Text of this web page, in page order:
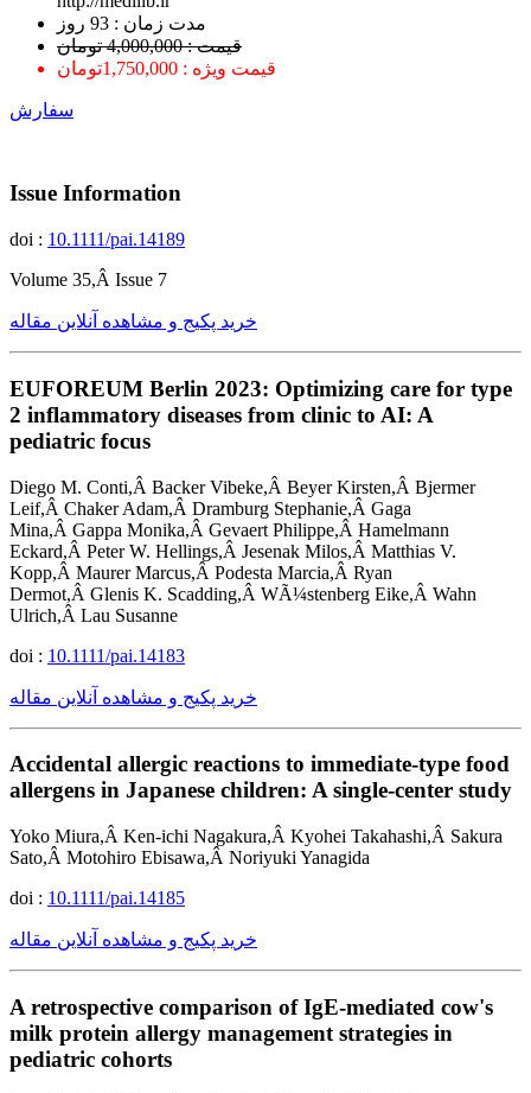
ﻣﺪﺕ ﺯﻣﺎﻥ : 93 ﺭﻭﺯ
قیمت : 4,000,000 تومان
قیمت ویژه : 1,750,000تومان
سفارش
Issue Information
doi : 10.1111/pai.14189
Volume 35,Â Issue 7
خرید پکیج و مشاهده آنلاین مقاله
EUFOREUM Berlin 2023: Optimizing care for type
2 inflammatory diseases from clinic to AI: A
pediatric focus
Diego M. Conti,Â Backer Vibeke,Â Beyer Kirsten,Â Bjermer
Leif,Â Chaker Adam,Â Dramburg Stephanie,Â Gaga
Mina,Â Gappa Monika,Â Gevaert Philippe,Â Hamelmann
Eckard,Â Peter W. Hellings,Â Jesenak Milos,Â Matthias V.
Kopp,Â Maurer Marcus,Â Podesta Marcia,Â Ryan
Dermot,Â Glenis K. Scadding,Â WÃ¼stenberg Eike,Â Wahn
Ulrich,Â Lau Susanne
doi : 10.1111/pai.14183
خرید پکیج و مشاهده آنلاین مقاله
Accidental allergic reactions to immediate-type food
allergens in Japanese children: A single-center study
Yoko Miura,Â Ken-ichi Nagakura,Â Kyohei Takahashi,Â Sakura
Sato,Â Motohiro Ebisawa,Â Noriyuki Yanagida
doi : 10.1111/pai.14185
خرید پکیج و مشاهده آنلاین مقاله
A retrospective comparison of IgE-mediated cow's
milk protein allergy management strategies in
pediatric cohorts